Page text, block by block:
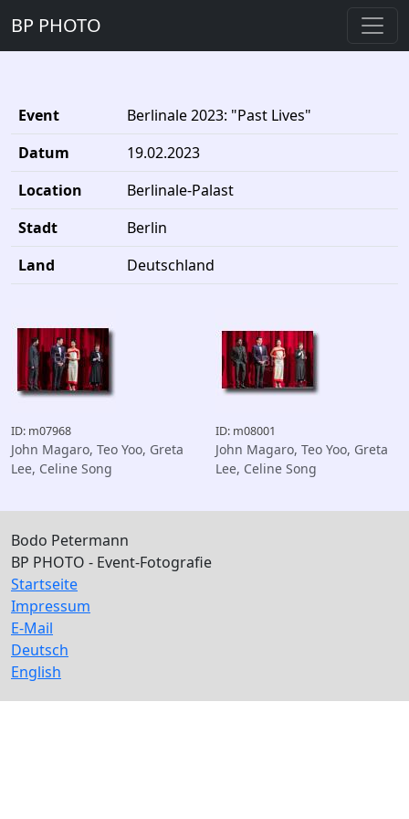
BP PHOTO
Event
Berlinale 2023: "Past Lives"
Datum
19.02.2023
Location
Berlinale-Palast
Stadt
Berlin
Land
Deutschland
ID: m07968
John Magaro, Teo Yoo, Greta
Lee, Celine Song
ID: m08001
John Magaro, Teo Yoo, Greta
Lee, Celine Song
Bodo Petermann
BP PHOTO - Event-Fotografie
Startseite
Impressum
E-Mail
Deutsch
English